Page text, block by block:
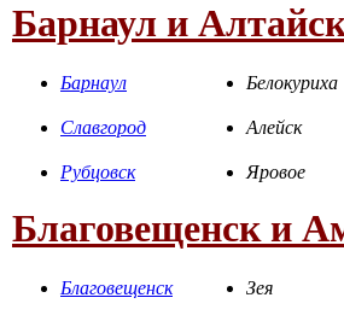
Барнаул и
Барнаул Белокуриха
Славгород Алейск
Рубцовск Яровое
Благовещенск и
Благовещенск Зея